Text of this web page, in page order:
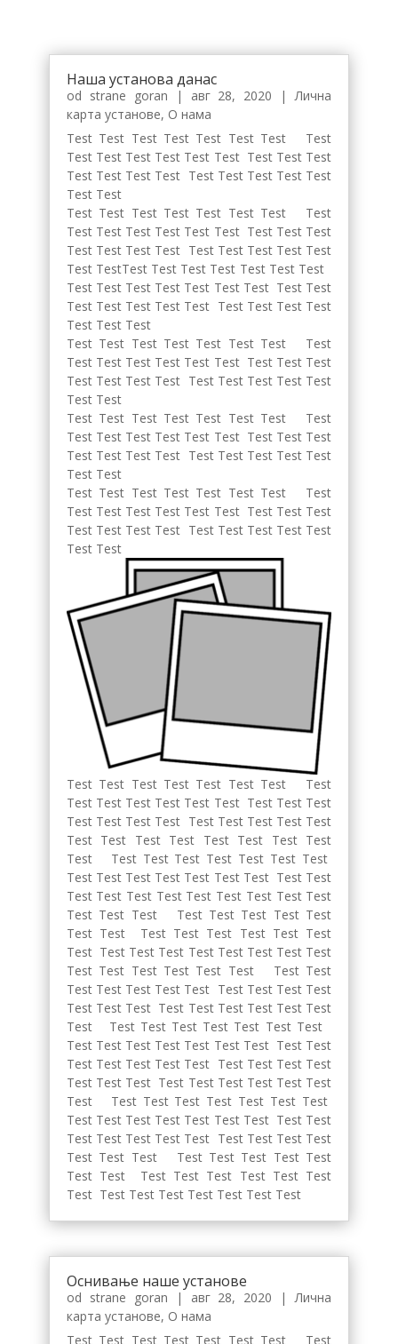
Наша установа данас
od strane goran | авг 28, 2020 |Лична
карта установе, О нама
Test Test Test Test Test Test Test Test
Test Test Test Test Test Test Test Test Test
Test Test Test Test Test Test Test Test Test
Test Test
Test Test Test Test Test Test Test Test
Test Test Test Test Test Test Test Test Test
Test Test Test Test Test Test Test Test Test
Test TestTest Test Test Test Test Test Test
Test Test Test Test Test Test Test Test Test
Test Test Test Test Test Test Test Test Test
Test Test Test
Test Test Test Test Test Test Test Test
Test Test Test Test Test Test Test Test Test
Test Test Test Test Test Test Test Test Test
Test Test
Test Test Test Test Test Test Test Test
Test Test Test Test Test Test Test Test Test
Test Test Test Test Test Test Test Test Test
Test Test
Test Test Test Test Test Test Test Test
Test Test Test Test Test Test Test Test Test
Test Test Test Test Test Test Test Test Test
Test Test
Test Test Test Test Test Test Test Test
Test Test Test Test Test Test Test Test Test
Test Test Test Test Test Test Test Test Test
Test Test Test Test Test Test Test Test
Test Test Test Test Test Test Test Test
Test Test Test Test Test Test Test Test Test
Test Test Test Test Test Test Test Test Test
Test Test Test Test Test Test Test Test
Test Test Test Test Test Test Test Test
Test Test Test Test Test Test Test Test Test
Test Test Test Test Test Test Test Test
Test Test Test Test Test Test Test Test Test
Test Test Test Test Test Test Test Test Test
Test Test Test Test Test Test Test Test
Test Test Test Test Test Test Test Test Test
Test Test Test Test Test Test Test Test Test
Test Test Test Test Test Test Test Test Test
Test Test Test Test Test Test Test Test
Test Test Test Test Test Test Test Test Test
Test Test Test Test Test Test Test Test Test
Test Test Test Test Test Test Test Test
Test Test Test Test Test Test Test Test
Test Test Test Test Test Test Test Test
Оснивање наше установе
od strane goran | авг 28, 2020 | Лична
карта установе, О нама
Test Test Test Test Test Test Test Test